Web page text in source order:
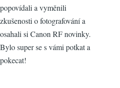
popovídali a vyměnili
zkušenosti o fotografování a
osahali si Canon RF novinky.
Bylo super se s vámi potkat a
pokecat!